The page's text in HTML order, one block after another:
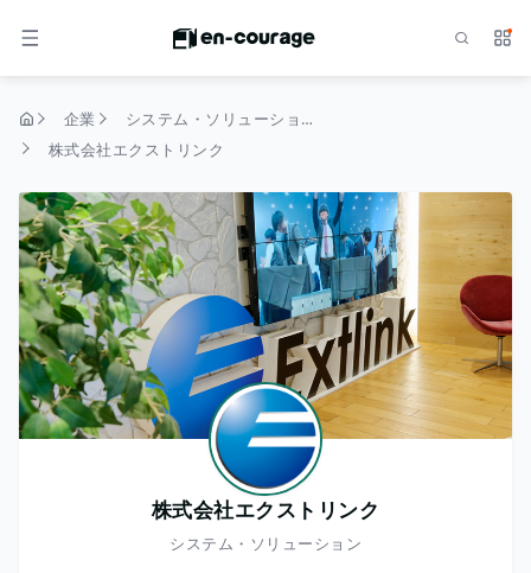
メニュー サ
企業
システム・ソリューション
株式会社エクストリンク
株式会社エクストリンク
システム・ソリューション